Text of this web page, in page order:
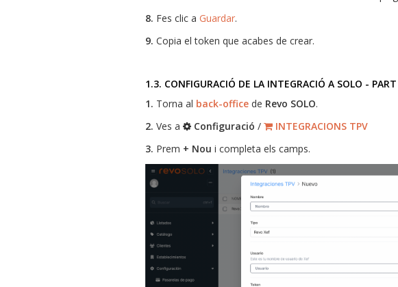
8. Fes clic a Guardar.
9. Copia el token que acabes de crear.
1.3. CONFIGURACIÓ DE LA INTEGRACIÓ A SOLO -
1. Torna al back-office de Revo SOLO.
2. Ves a Configuració /
INTEGRACIONS TPV
3. Prem + Nou i completa els camps.